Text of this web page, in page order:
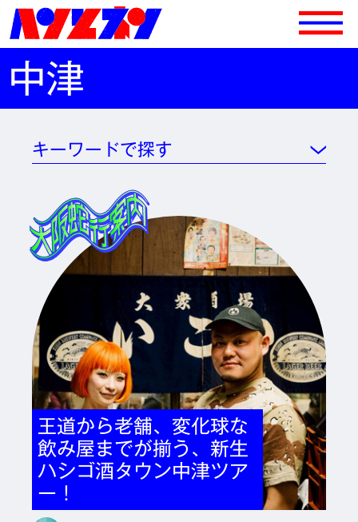
中津
キーワードで探す
王道から老舗、変化球な
飲み屋までが揃う、新生
ハシゴ酒タウン中津ツア
ー！